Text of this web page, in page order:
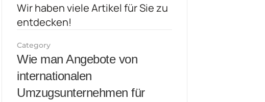
Wir haben viele Artikel für Sie zu
entdecken!
Category
Wie man Angebote von
internationalen
Umzugsunternehmen für